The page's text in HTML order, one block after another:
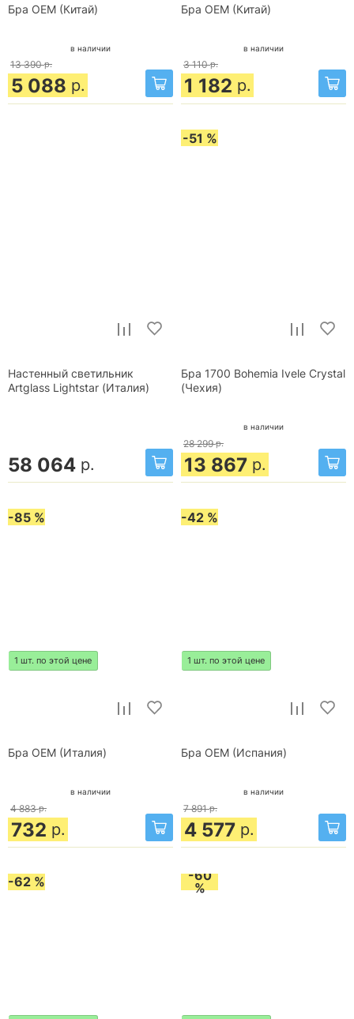
Бра OEM (Китай)
в наличии
13 390 р.
5 088 р.
Бра OEM (Китай)
в наличии
3 110 р.
1 182 р.
Настенный светильник
Artglass Lightstar (Италия)
58 064 р.
-51 %
Бра 1700 Bohemia Ivele Crystal
(Чехия)
в наличии
28 299 р.
13 867 р.
-85 %
1 шт. по этой цене
Бра OEM (Италия)
в наличии
4 883 р.
732 р.
-42 %
1 шт. по этой цене
Бра OEM (Испания)
в наличии
7 891 р.
4 577 р.
-62 %
-60
%